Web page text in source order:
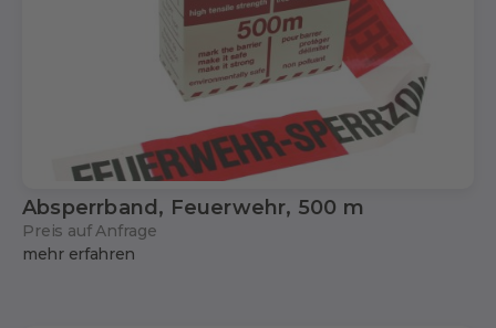
Absperrband, Feuerwehr, 500 m
Preis auf Anfrage
mehr erfahren